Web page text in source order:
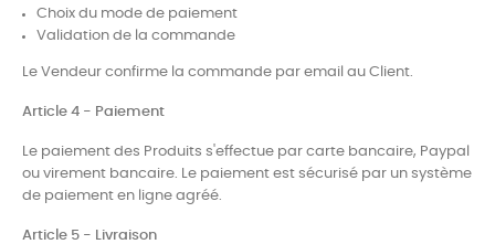
Choix du mode de paiement
Validation de la commande
Le Vendeur confirme la commande par email au Client.
Article 4 - Paiement
Le paiement des Produits s'effectue par carte bancaire, Paypal
ou virement bancaire. Le paiement est sécurisé par un système
de paiement en ligne agréé.
Article 5 - Livraison